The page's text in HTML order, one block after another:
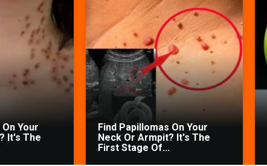
Your
It's The
Find Papillomas On Your
Neck Or Armpit? It's The
First Stage Of...